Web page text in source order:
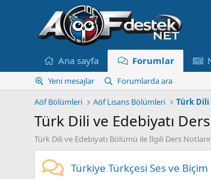
Ana sayfa Forumlar
Yeni mesajlar
Forumlarda ara
Aöf Bölümleri
Aöf Lisans Bölümleri Türk Dili
Türk Dili ve Edebiyatı
Türk Dili ve Edebiyatı Bölümü ile İlgili Ders
Türkiye Türkçesi Ses ve Biçim